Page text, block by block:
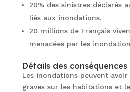
20% des sinistres déclarés
liés aux inondations.
20 millions de Français
menacées par les
Détails des conséquences
Les inondations peuvent
graves sur les habitations et